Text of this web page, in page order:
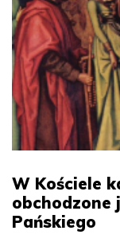
W Kościele
Pańskiego